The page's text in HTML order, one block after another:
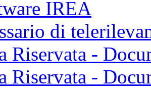
IREA
di
Riservata -
Riservata -